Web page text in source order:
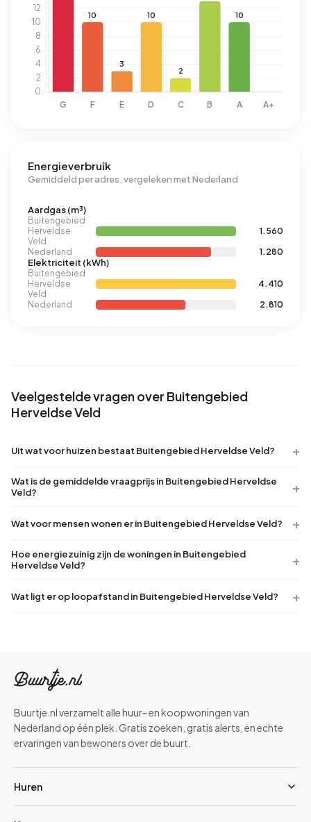
Energieverbruik
Gemiddeld per adres, vergeleken met Nederland
Aardgas (m³)
Buitengebied
Herveldse
Veld
1.560
Nederland
1.280
Elektriciteit (kWh)
Buitengebied
Herveldse
Veld
4.410
Nederland
2.810
Veelgestelde vragen over Buitengebied
Herveldse Veld
Uit wat voor huizen bestaat Buitengebied Herveldse Veld?
Wat is de gemiddelde vraagprijs in Buitengebied Herveldse
Veld?
Wat voor mensen wonen er in Buitengebied Herveldse Veld?
Hoe energiezuinig zijn de woningen in Buitengebied
Herveldse Veld?
Wat ligt er op loopafstand in Buitengebied Herveldse Veld?
Buurtje.nl verzamelt alle huur- en koopwoningen van
Nederland op één plek. Gratis zoeken, gratis alerts, en echte
ervaringen van bewoners over de buurt.
Huren